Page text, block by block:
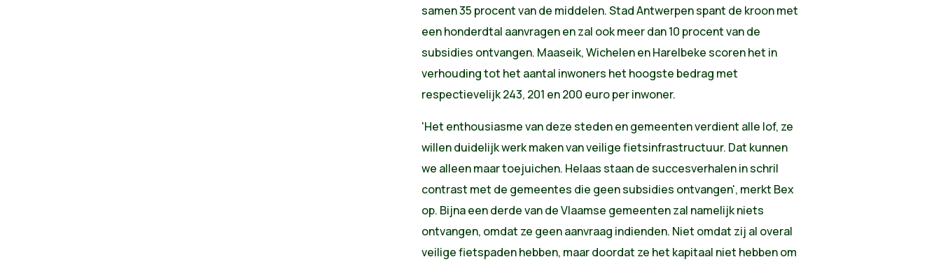
samen 35 procent van de middelen. Stad Antwerpen spant de kroon met
een honderdtal aanvragen en zal ook meer dan 10 procent van de
subsidies ontvangen. Maaseik, Wichelen en Harelbeke scoren het in
verhouding tot het aantal inwoners het hoogste bedrag met
respectievelijk 243, 201 en 200 euro per inwoner.
'Het enthousiasme van deze steden en gemeenten verdient alle lof, ze
willen duidelijk werk maken van veilige fietsinfrastructuur. Dat kunnen
we alleen maar toejuichen. Helaas staan de succesverhalen in schril
contrast met de gemeentes die geen subsidies ontvangen', merkt Bex
op. Bijna een derde van de Vlaamse gemeenten zal namelijk niets
ontvangen, omdat ze geen aanvraag indienden. Niet omdat zij al overal
veilige fietspaden hebben, maar doordat ze het kapitaal niet hebben om